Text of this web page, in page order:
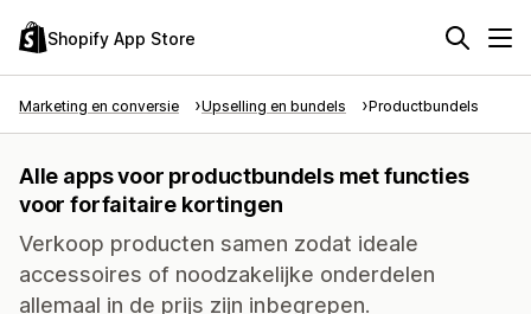
Shopify App Store
Marketing en conversie Upselling en bundels Productbundels
Alle apps voor productbundels met functies
voor forfaitaire kortingen
Verkoop producten samen zodat ideale
accessoires of noodzakelijke onderdelen
allemaal in de prijs zijn inbegrepen.